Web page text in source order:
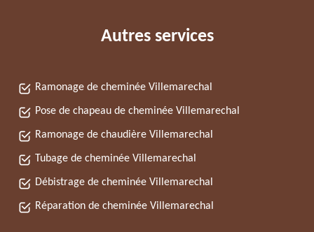
Autres services
Ramonage de cheminée Villemarechal
Pose de chapeau de cheminée Villemarechal
Ramonage de chaudière Villemarechal
Tubage de cheminée Villemarechal
Débistrage de cheminée Villemarechal
Réparation de cheminée Villemarechal